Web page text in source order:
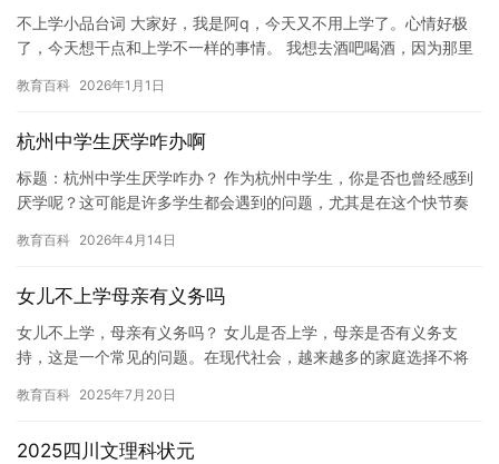
不上学小品台词 大家好，我是阿q，今天又不用上学了。心情好极
了，今天想干点和上学不一样的事情。 我想去酒吧喝酒，因为那里
是…
教育百科 2026年1月1日
杭州中学生厌学咋办啊
标题：杭州中学生厌学咋办？ 作为杭州中学生，你是否也曾经感到
厌学呢？这可能是许多学生都会遇到的问题，尤其是在这个快节奏
燥乏…
教育百科 2026年4月14日
女儿不上学母亲有义务吗
女儿不上学，母亲有义务吗？ 女儿是否上学，母亲是否有义务支
持，这是一个常见的问题。在现代社会，越来越多的家庭选择不将
亲是否…
教育百科 2025年7月20日
2025四川文理科状元